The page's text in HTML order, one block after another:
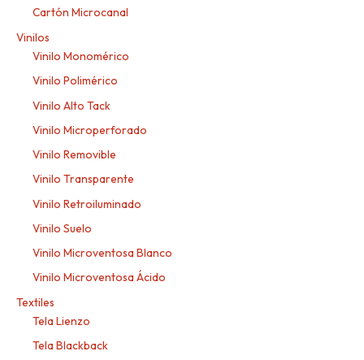
Cartón Microcanal
Vinilos
Vinilo Monomérico
Vinilo Polimérico
Vinilo Alto Tack
Vinilo Microperforado
Vinilo Removible
Vinilo Transparente
Vinilo Retroiluminado
Vinilo Suelo
Vinilo Microventosa Blanco
Vinilo Microventosa Ácido
Textiles
Tela Lienzo
Tela Blackback